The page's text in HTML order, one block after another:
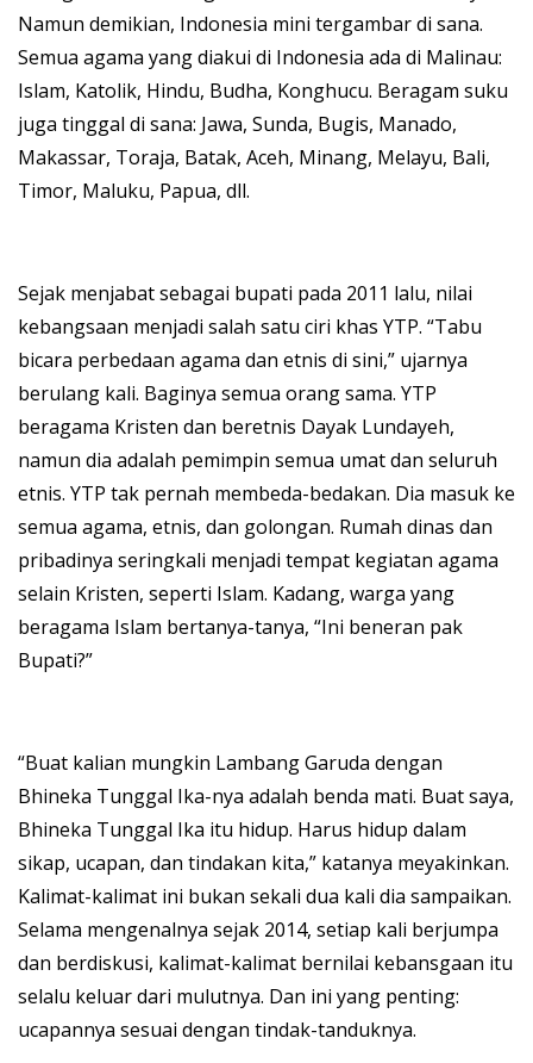
Namun demikian, Indonesia mini tergambar di sana.
Semua agama yang diakui di Indonesia ada di Malinau:
Islam, Katolik, Hindu, Budha, Konghucu. Beragam suku
juga tinggal di sana: Jawa, Sunda, Bugis, Manado,
Makassar, Toraja, Batak, Aceh, Minang, Melayu, Bali,
Timor, Maluku, Papua, dll.
Sejak menjabat sebagai bupati pada 2011 lalu, nilai
kebangsaan menjadi salah satu ciri khas YTP. “Tabu
bicara perbedaan agama dan etnis di sini,” ujarnya
berulang kali. Baginya semua orang sama. YTP
beragama Kristen dan beretnis Dayak Lundayeh,
namun dia adalah pemimpin semua umat dan seluruh
etnis. YTP tak pernah membeda-bedakan. Dia masuk ke
semua agama, etnis, dan golongan. Rumah dinas dan
pribadinya seringkali menjadi tempat kegiatan agama
selain Kristen, seperti Islam. Kadang, warga yang
beragama Islam bertanya-tanya, “Ini beneran pak
Bupati?”
“Buat kalian mungkin Lambang Garuda dengan
Bhineka Tunggal Ika-nya adalah benda mati. Buat saya,
Bhineka Tunggal Ika itu hidup. Harus hidup dalam
sikap, ucapan, dan tindakan kita,” katanya meyakinkan.
Kalimat-kalimat ini bukan sekali dua kali dia sampaikan.
Selama mengenalnya sejak 2014, setiap kali berjumpa
dan berdiskusi, kalimat-kalimat bernilai kebansgaan itu
selalu keluar dari mulutnya. Dan ini yang penting:
ucapannya sesuai dengan tindak-tanduknya.